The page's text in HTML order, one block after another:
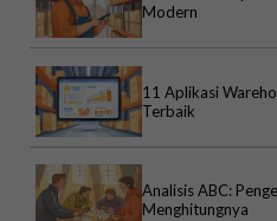
Modern
11 Aplikasi
Terbaik
Analisis ABC:
Menghitungnya